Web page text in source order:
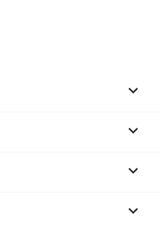



keyboard_arrow_down